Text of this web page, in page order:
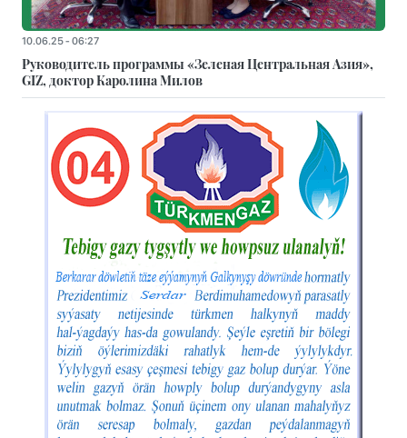
10.06.25 - 06:27
Руководитель программы «Зеленая Центральная Азия»,
GIZ, доктор Каролина Милов